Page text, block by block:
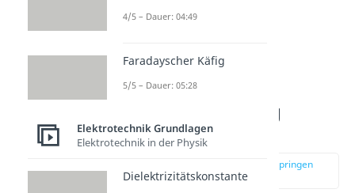
Dreieckschaltung
Motor
zur Stelle im Video springen
(02:04)
4/5 – Dauer: 04:49
Faradayscher Käfig
5/5 – Dauer: 05:28
Elektrotechnik Grundlagen
Elektrotechnik in der Physik
Dielektrizitätskonstante